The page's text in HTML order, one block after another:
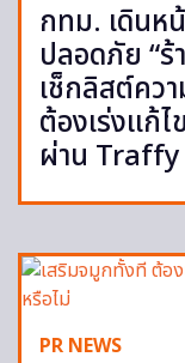
กทม. เดินห
ปลอดภัย “
เช็กลิสต์คว
ต้องเร่งแก้ไ
ผ่าน
PR NEWS